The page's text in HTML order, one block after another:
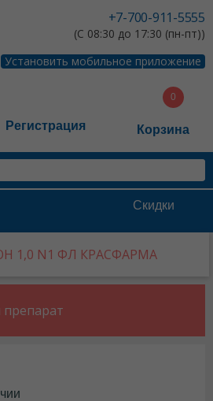
+7-700-911-5555
(С 08:30 до 17:30 (пн-пт))
Установить мобильное приложение
Регистрация Корзина
Скидки
1,0 N1 ФЛ КРАСФАРМА